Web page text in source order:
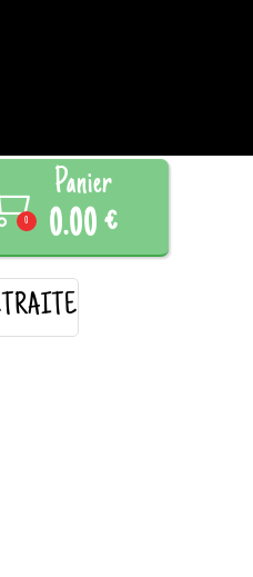
0
Panier
0.00 €